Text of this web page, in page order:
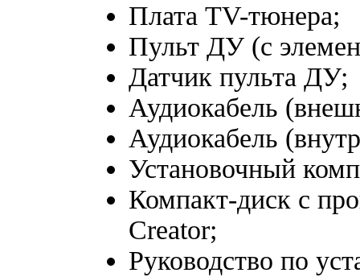
Плата TV-тюнера;
Пульт ДУ (с
Датчик пульта ДУ;
Аудиокабель
Аудиокабель
Установочный
Компакт-диск с
Creator;
Руководство по